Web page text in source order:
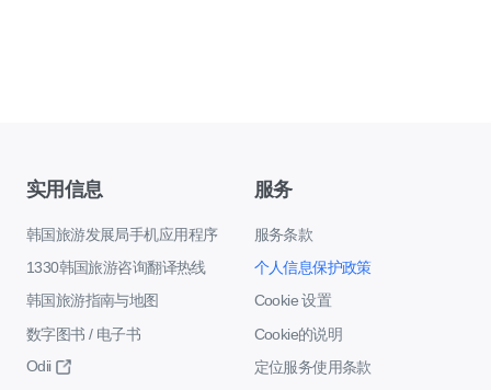
实用信息
韩国旅游发展局手机应用程序
1330韩国旅游咨询翻译热线
韩国旅游指南与地图
数字图书 / 电子书
Odii
服务
服务条款
个人信息保护政策
Cookie 设置
Cookie的说明
定位服务使用条款